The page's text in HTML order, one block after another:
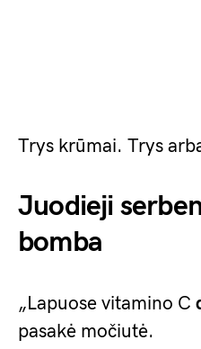
Trys krūmai. Trys
Juodieji
bomba
„Lapuose vitamino C
pasakė močiutė.